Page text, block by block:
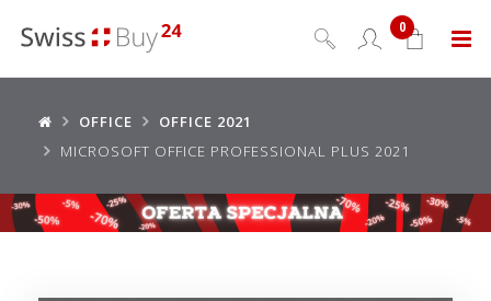
Menu
0
OFFICE
OFFICE 2021
MICROSOFT OFFICE PROFESSIONAL PLUS 2021